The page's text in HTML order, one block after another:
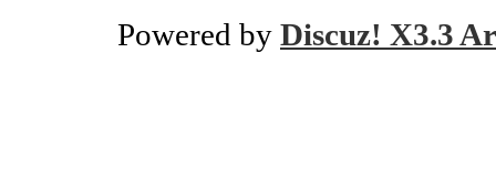
Powered by Discuz! X3.3